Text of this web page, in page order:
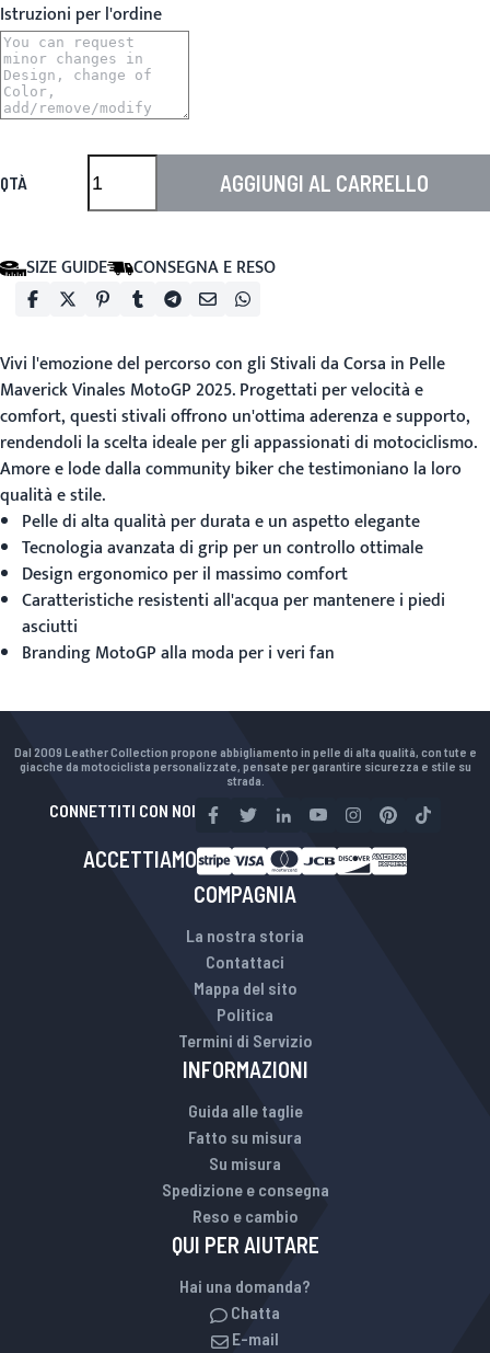
Istruzioni per l'ordine
QTÀ AGGIUNGI AL CARRELLO
SIZE GUIDE CONSEGNA E RESO
Vivi l'emozione del percorso con gliStivali da Corsa in Pelle
Maverick Vinales MotoGP 2025. Progettati per velocità e
comfort, questi stivali offrono un'ottima aderenza e supporto,
rendendoli la scelta ideale per gli appassionati di motociclismo.
Amore e lode dalla community biker che testimoniano la loro
qualità e stile.
Pelle di alta qualità per durata e un aspetto elegante
Tecnologia avanzata di grip per un controllo ottimale
Design ergonomico per il massimo comfort
Caratteristiche resistenti all'acqua per mantenere i piedi
asciutti
Branding MotoGP alla moda per i veri fan
Dal 2009 Leather Collection propone abbigliamento in pelle di alta qualità, con tute e
giacche da motociclista personalizzate, pensate per garantire sicurezza e stile su
strada.
CONNETTITI CON NOI
ACCETTIAMO
COMPAGNIA
La nostra storia
Contattaci
Mappa del sito
Politica
Termini di Servizio
INFORMAZIONI
Guida alle taglie
Fatto su misura
Su misura
Spedizione e consegna
Reso e cambio
QUI PER AIUTARE
Hai una domanda?
Chatta
E-mail